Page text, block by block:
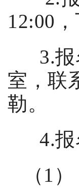
12:00 ，
3.
室，联
勒。
4.
（ 1